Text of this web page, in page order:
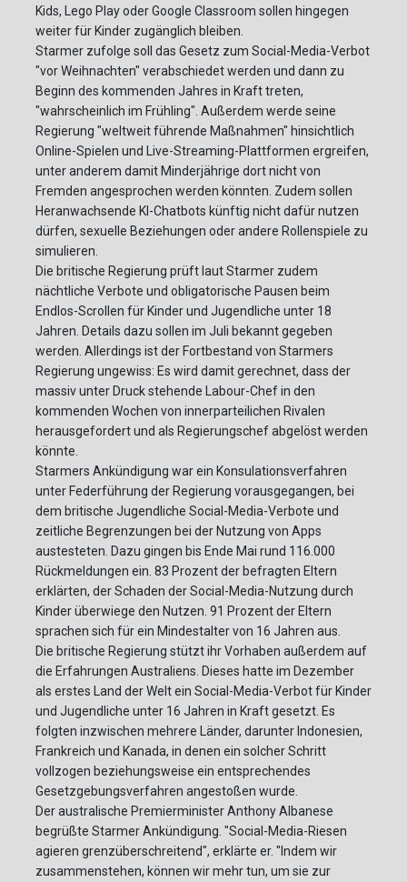
Kids, Lego Play oder Google Classroom sollen hingegen
weiter für Kinder zugänglich bleiben.
Starmer zufolge soll das Gesetz zum Social-Media-Verbot
"vor Weihnachten" verabschiedet werden und dann zu
Beginn des kommenden Jahres in Kraft treten,
"wahrscheinlich im Frühling". Außerdem werde seine
Regierung "weltweit führende Maßnahmen" hinsichtlich
Online-Spielen und Live-Streaming-Plattformen ergreifen,
unter anderem damit Minderjährige dort nicht von
Fremden angesprochen werden könnten. Zudem sollen
Heranwachsende KI-Chatbots künftig nicht dafür nutzen
dürfen, sexuelle Beziehungen oder andere Rollenspiele zu
simulieren.
Die britische Regierung prüft laut Starmer zudem
nächtliche Verbote und obligatorische Pausen beim
Endlos-Scrollen für Kinder und Jugendliche unter 18
Jahren. Details dazu sollen im Juli bekannt gegeben
werden. Allerdings ist der Fortbestand von Starmers
Regierung ungewiss: Es wird damit gerechnet, dass der
massiv unter Druck stehende Labour-Chef in den
kommenden Wochen von innerparteilichen Rivalen
herausgefordert und als Regierungschef abgelöst werden
könnte.
Starmers Ankündigung war ein Konsulationsverfahren
unter Federführung der Regierung vorausgegangen, bei
dem britische Jugendliche Social-Media-Verbote und
zeitliche Begrenzungen bei der Nutzung von Apps
austesteten. Dazu gingen bis Ende Mai rund 116.000
Rückmeldungen ein. 83 Prozent der befragten Eltern
erklärten, der Schaden der Social-Media-Nutzung durch
Kinder überwiege den Nutzen. 91 Prozent der Eltern
sprachen sich für ein Mindestalter von 16 Jahren aus.
Die britische Regierung stützt ihr Vorhaben außerdem auf
die Erfahrungen Australiens. Dieses hatte im Dezember
als erstes Land der Welt ein Social-Media-Verbot für Kinder
und Jugendliche unter 16 Jahren in Kraft gesetzt. Es
folgten inzwischen mehrere Länder, darunter Indonesien,
Frankreich und Kanada, in denen ein solcher Schritt
vollzogen beziehungsweise ein entsprechendes
Gesetzgebungsverfahren angestoßen wurde.
Der australische Premierminister Anthony Albanese
begrüßte Starmer Ankündigung. "Social-Media-Riesen
agieren grenzüberschreitend", erklärte er. "Indem wir
zusammenstehen, können wir mehr tun, um sie zur